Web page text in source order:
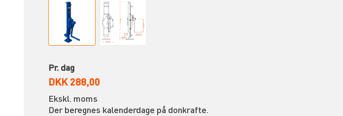
Pr. dag
DKK 288,00
Ekskl. moms
Der beregnes kalenderdage på donkrafte.